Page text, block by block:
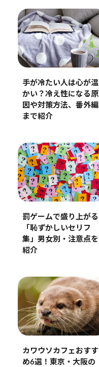
手が冷たい人は心が温
かい？冷え性になる原
因や対策方法、番外編
まで紹介
罰ゲームで盛り上がる
「恥ずかしいセリフ
集」男女別・注意点を
紹介
カワウソカフェおすす
め6選！東京・大阪の